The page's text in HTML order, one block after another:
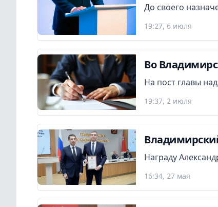
До своего
19:27, 6 июля
Во
На пост главы
19:37, 2 июля
Награду
16:34, 27 мая